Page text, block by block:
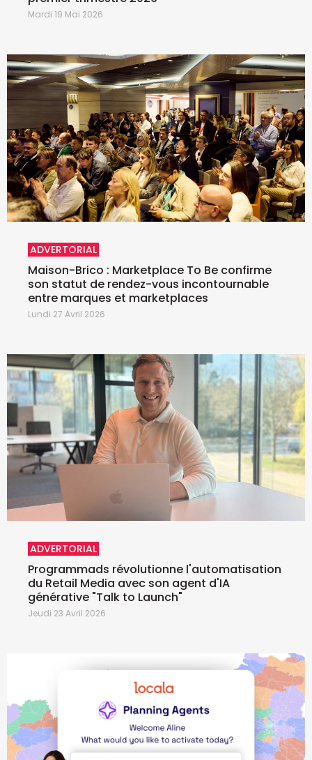
Mardi 19 Mai 2026
ADVERTORIAL
Maison-Brico : Marketplace To Be confirme
son statut de rendez-vous incontournable
entre marques et marketplaces
Lundi 27 Avril 2026
ADVERTORIAL
Programmads révolutionne l'automatisation
du Retail Media avec son agent d'IA
générative "Talk to Launch"
Jeudi 23 Avril 2026